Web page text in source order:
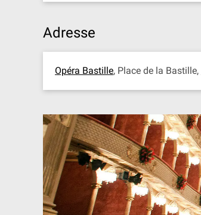
Adresse
Opéra Bastille, Place de la Bastille,